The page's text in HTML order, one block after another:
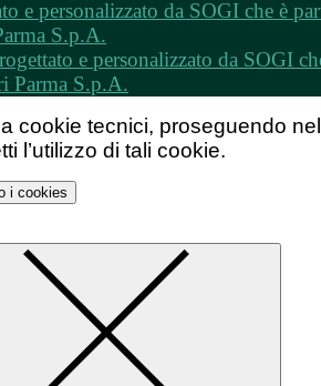
e personalizzato da SOGI
Parma S.p.A.
cookie tecnici, proseguendo
l’utilizzo di tali cookie.
i cookies